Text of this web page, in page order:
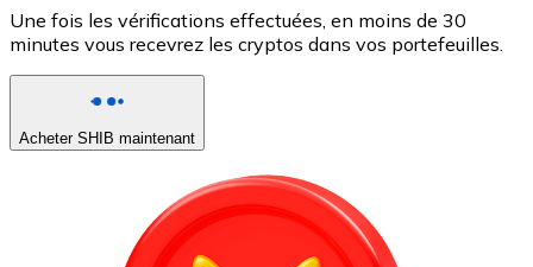
Une fois les vérifications effectuées, en moins de 30
minutes vous recevrez les cryptos dans vos portefeuilles.
Acheter SHIB maintenant